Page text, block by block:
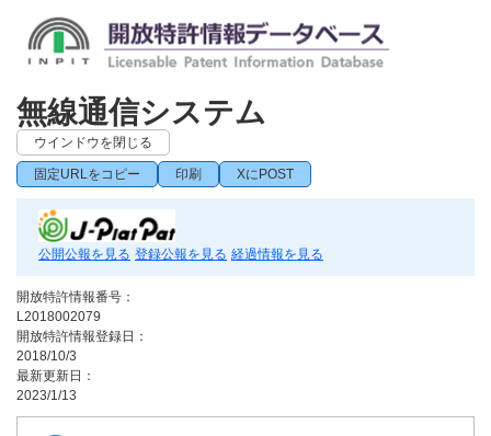
無線通信システム
ウインドウを閉じる
固定URLをコピー 印刷 XにPOST
公開公報を見る 登録公報を見る 経過情報を見る
開放特許情報番号：
L2018002079
開放特許情報登録日：
2018/10/3
最新更新日：
2023/1/13